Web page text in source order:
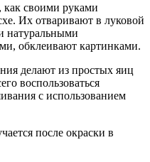
как своими руками
Их отваривают в луковой
натуральными
обклеивают картинками.
делают из простых яиц
воспользоваться
с использованием
после окраски в